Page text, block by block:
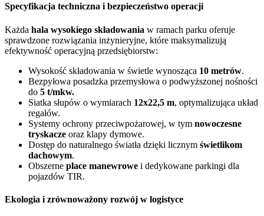
Specyfikacja techniczna i bezpieczeństwo operacji
Każda hala wysokiego składowania w ramach parku oferuje
sprawdzone rozwiązania inżynieryjne, które maksymalizują
efektywność operacyjną przedsiębiorstw:
Wysokość składowania w świetle wynosząca 10 metrów.
Bezpyłowa posadzka przemysłowa o podwyższonej nośności
do 5 t/mkw.
Siatka słupów o wymiarach 12x22,5 m, optymalizująca układ
regałów.
Systemy ochrony przeciwpożarowej, w tym nowoczesne
tryskacze oraz klapy dymowe.
Dostęp do naturalnego światła dzięki licznym świetlikom
dachowym.
Obszerne place manewrowe i dedykowane parkingi dla
pojazdów TIR.
Ekologia i zrównoważony rozwój w logistyce